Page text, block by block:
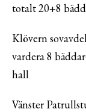
totalt 20+8
Klövern
vardera 8
hall
Vänster